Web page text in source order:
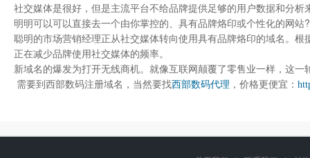
社交媒体是很好，但是主流平台不给品牌提供足够的用户数据和分
明明可以可以直接去一个由你掌控的、具有品牌烙印或个性化的网站?
聪明的市场营销经理正从社交媒体转向使用具有品牌烙印的域名。
正在减少品牌使用社交媒体的频率。
新域名的爆发为打开无线商机。就像互联网颠覆了零售业一样，这
需要到西部数码注册域名，当然要找西部数码代理 ，价格更便宜：